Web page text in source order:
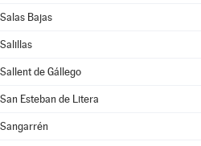
Salas Bajas
Salillas
Sallent de Gállego
San Esteban de Litera
Sangarrén